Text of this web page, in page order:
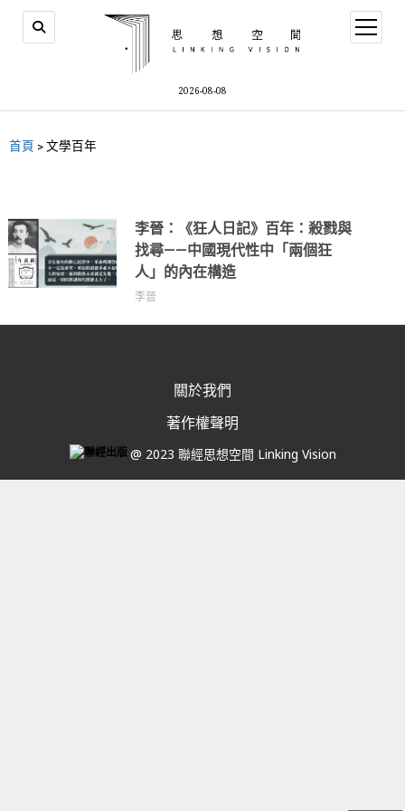
2026-08-08
首頁 >文學百年
李晉：《狂人日記》百年：殺戮與
找尋——中國現代性中「兩個狂
人」的內在構造
李晉
關於我們
著作權聲明
@ 2023 聯經思想空間 Linking Vision